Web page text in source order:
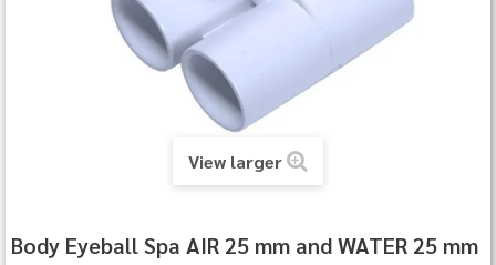
View larger
Body Eyeball Spa AIR 25 mm and WATER 25 mm